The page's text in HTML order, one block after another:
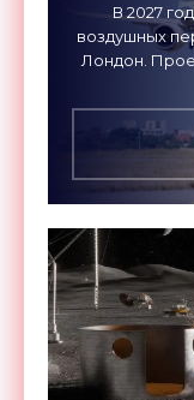
В 2027
воздушных
Лондон.